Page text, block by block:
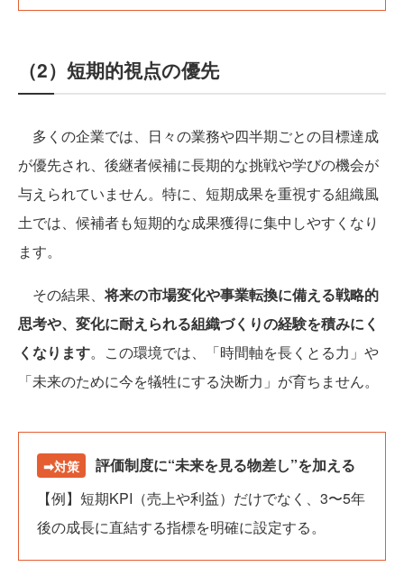
（2）短期的視点の優先
多くの企業では、日々の業務や四半期ごとの目標達成
が優先され、後継者候補に長期的な挑戦や学びの機会が
与えられていません。特に、短期成果を重視する組織風
土では、候補者も短期的な成果獲得に集中しやすくなり
ます。
その結果、将来の市場変化や事業転換に備える戦略的
思考や、変化に耐えられる組織づくりの経験を積みにく
くなります。この環境では、「時間軸を長くとる力」や
「未来のために今を犠牲にする決断力」が育ちません。
➡対策
評価制度に“未来を見る物差し”を加える
【例】短期KPI（売上や利益）だけでなく、3〜5年
後の成長に直結する指標を明確に設定する。